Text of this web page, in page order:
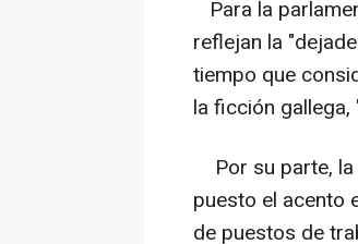
Para la
reflejan la
tiempo que
la ficción
Por su parte, la
puesto el acento
de puestos de